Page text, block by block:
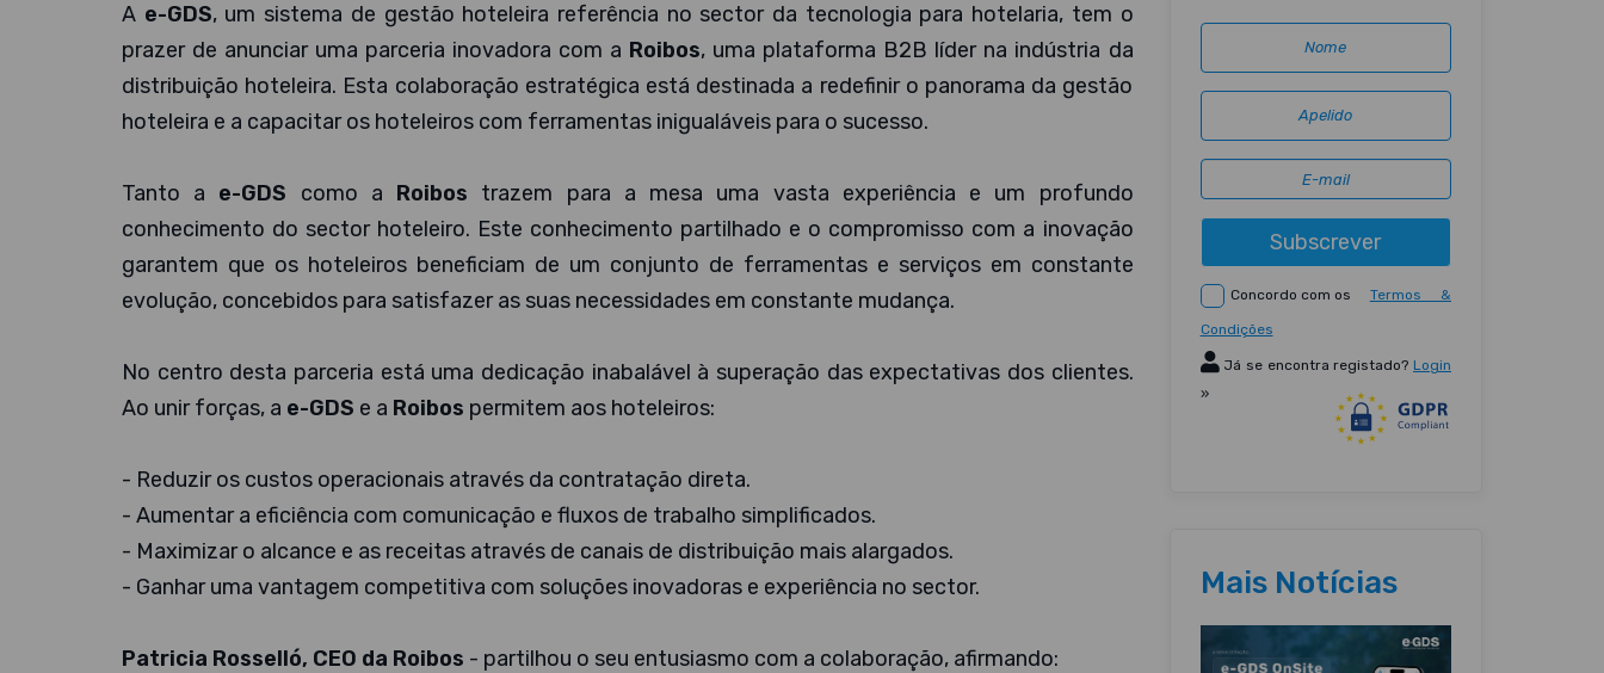
A e-GDS, um sistema de gestão hoteleira referência no sector da tecnologia para hotelaria, tem o
prazer de anunciar uma parceria inovadora com a Roibos, uma plataforma B2B líder na indústria da
distribuição hoteleira. Esta colaboração estratégica está destinada a redefinir o panorama da gestão
hoteleira e a capacitar os hoteleiros com ferramentas inigualáveis para o sucesso.
Tanto a e-GDS como a Roibos trazem para a mesa uma vasta experiência e um profundo
conhecimento do sector hoteleiro. Este conhecimento partilhado e o compromisso com a inovação
garantem que os hoteleiros beneficiam de um conjunto de ferramentas e serviços em constante
evolução, concebidos para satisfazer as suas necessidades em constante mudança.
No centro desta parceria está uma dedicação inabalável à superação das expectativas dos clientes.
Ao unir forças, a e-GDS e a Roibos permitem aos hoteleiros:
- Reduzir os custos operacionais através da contratação direta.
- Aumentar a eficiência com comunicação e fluxos de trabalho simplificados.
- Maximizar o alcance e as receitas através de canais de distribuição mais alargados.
- Ganhar uma vantagem competitiva com soluções inovadoras e experiência no sector.
Patricia Rosselló, CEO da Roibos - partilhou o seu entusiasmo com a colaboração, afirmando:
Subscrever
Concordo com os Termos &
Condições
Já se encontra registado? Login
»
Mais Notícias